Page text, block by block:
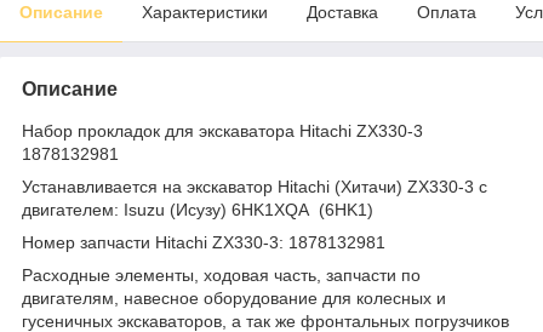
Описание Характеристики Доставка Оплата
Описание
Набор прокладок для экскаватора Hitachi ZX330-3
1878132981
Устанавливается на экскаватор Hitachi (Хитачи) ZX330-3 с
двигателем: Isuzu (Исузу) 6HK1XQA (6HK1)
Номер запчасти Hitachi ZX330-3: 1878132981
Расходные элементы, ходовая часть, запчасти по
двигателям, навесное оборудование для колесных и
гусеничных экскаваторов, а так же фронтальных погрузчиков